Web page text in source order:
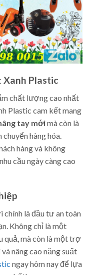
Plastic
chất lượng cao nhất
Plastic cam kết mang
tay mớimà còn là
hàng hóa.
hàng và không
cầu ngày càng cao
chính là đầu tư an toàn
Không chỉ là một
quả, mà còn là một trợ
nâng cao năng suất
ngay hôm nay để lựa